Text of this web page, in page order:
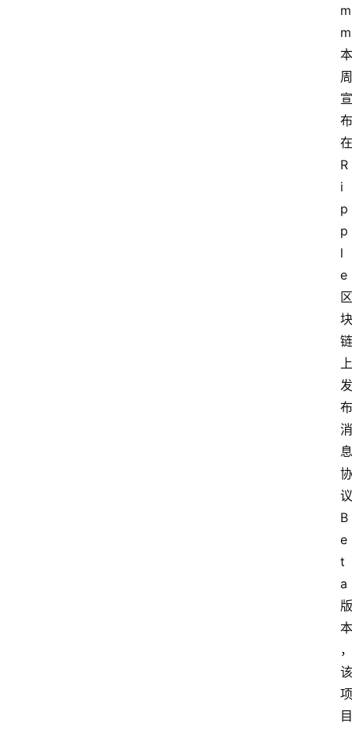
m
m
本
周
宣
布
在
R
i
p
p
l
e
区
块
链
上
发
布
消
息
协
议
B
e
t
a
版
本
，
该
项
目